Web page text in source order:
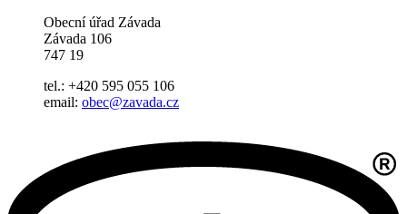
Obecní úřad Závada
Závada 106
747 19
tel.: +420 595 055 106
email: obec@zavada.cz